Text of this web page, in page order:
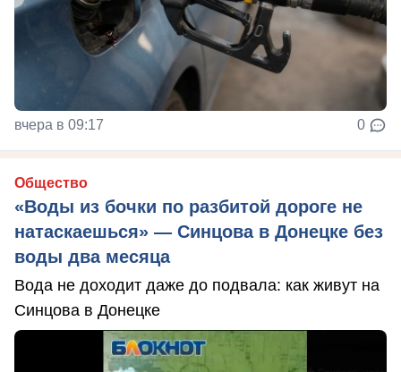
вчера в 09:17 0
Общество
«Воды из бочки по разбитой дороге не
натаскаешься» — Синцова в Донецке без
воды два месяца
Вода не доходит даже до подвала: как живут на
Синцова в Донецке